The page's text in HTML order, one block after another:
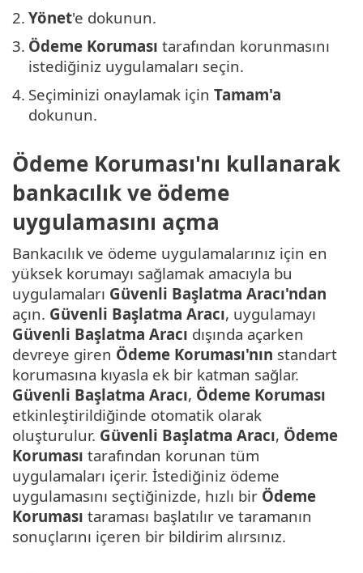
2. Yönet'e dokunun.
3. Ödeme Koruması tarafından korunmasını
istediğiniz uygulamaları seçin.
4. Seçiminizi onaylamak için Tamam'a
dokunun.
Ödeme Koruması'nı kullanarak
bankacılık ve ödeme
uygulamasını açma
Bankacılık ve ödeme uygulamalarınız için en
yüksek korumayı sağlamak amacıyla bu
uygulamaları Güvenli Başlatma Aracı'ndan
açın. Güvenli Başlatma Aracı, uygulamayı
Güvenli Başlatma Aracı dışında açarken
devreye giren Ödeme Koruması'nın standart
korumasına kıyasla ek bir katman sağlar.
Güvenli Başlatma Aracı, Ödeme Koruması
etkinleştirildiğinde otomatik olarak
oluşturulur. Güvenli Başlatma Aracı, Ödeme
Koruması tarafından korunan tüm
uygulamaları içerir. İstediğiniz ödeme
uygulamasını seçtiğinizde, hızlı bir Ödeme
Koruması taraması başlatılır ve taramanın
sonuçlarını içeren bir bildirim alırsınız.